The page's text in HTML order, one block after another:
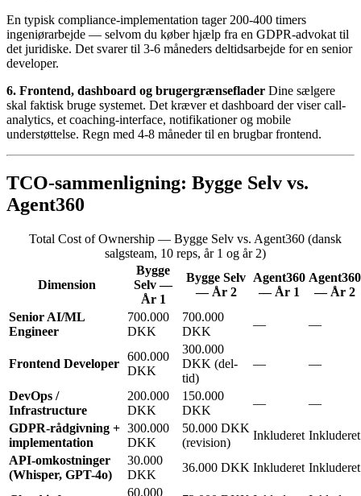
En typisk compliance-implementation tager 200-400 timers
ingeniørarbejde — selvom du køber hjælp fra en GDPR-advokat til
det juridiske. Det svarer til 3-6 måneders deltidsarbejde for en senior
developer.
6. Frontend, dashboard og brugergrænseflader Dine sælgere
skal faktisk bruge systemet. Det kræver et dashboard der viser call-
analytics, et coaching-interface, notifikationer og mobile
understøttelse. Regn med 4-8 måneder til en brugbar frontend.
TCO-sammenligning: Bygge Selv vs.
Agent360
Total Cost of Ownership — Bygge Selv vs. Agent360 (dansk
salgsteam, 10 reps, år 1 og år 2)
Dimension
Bygge
Selv —
År 1
Bygge Selv
— År 2
Agent360
— År 1
Agent360
— År 2
Senior AI/ML
Engineer
700.000
DKK
700.000
DKK
— —
Frontend Developer
600.000
DKK
300.000
DKK (del-
tid)
— —
DevOps /
Infrastructure
200.000
DKK
150.000
DKK
—
—
GDPR-rådgivning +
implementation
300.000
DKK
50.000 DKK
(revision)
Inkluderet Inkluderet
API-omkostninger
(Whisper, GPT-4o)
30.000
DKK
36.000 DKK Inkluderet Inkluderet
60.000